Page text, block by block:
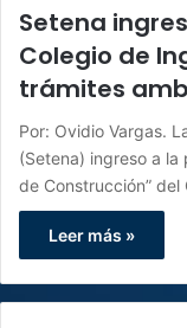
Setena
Colegio de
trámites
Por: Ovidio Vargas.
(Setena) ingreso a la
de Construcción” del
Leer más »